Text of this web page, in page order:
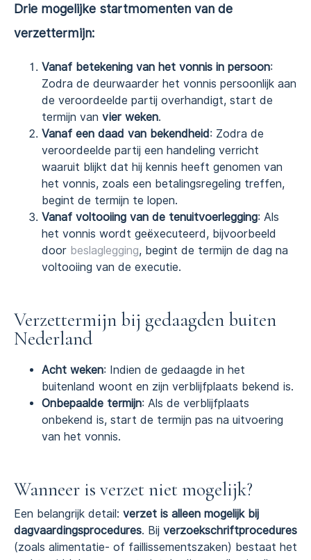
Drie mogelijke startmomenten van de
verzettermijn:
Vanaf betekening van het vonnis in persoon:
Zodra de deurwaarder het vonnis persoonlijk aan
de veroordeelde partij overhandigt, start de
termijn van vier weken.
Vanaf een daad van bekendheid: Zodra de
veroordeelde partij een handeling verricht
waaruit blijkt dat hij kennis heeft genomen van
het vonnis, zoals een betalingsregeling treffen,
begint de termijn te lopen.
Vanaf voltooiing van de tenuitvoerlegging: Als
het vonnis wordt geëxecuteerd, bijvoorbeeld
door beslaglegging, begint de termijn de dag na
voltooiing van de executie.
Verzettermijn bij gedaagden buiten
Nederland
Acht weken: Indien de gedaagde in het
buitenland woont en zijn verblijfplaats bekend is.
Onbepaalde termijn: Als de verblijfplaats
onbekend is, start de termijn pas na uitvoering
van het vonnis.
Wanneer is verzet niet mogelijk?
Een belangrijk detail: verzet is alleen mogelijk bij
dagvaardingsprocedures. Bij verzoekschriftprocedures
(zoals alimentatie- of faillissementszaken) bestaat het